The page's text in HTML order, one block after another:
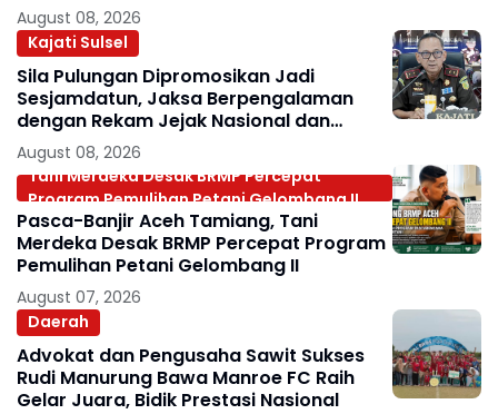
August 08, 2026
Kajati Sulsel
Sila Pulungan Dipromosikan Jadi
Sesjamdatun, Jaksa Berpengalaman
dengan Rekam Jejak Nasional dan
Internasional
August 08, 2026
Tani Merdeka Desak BRMP Percepat
Program Pemulihan Petani Gelombang II
Pasca-Banjir Aceh Tamiang, Tani
Merdeka Desak BRMP Percepat Program
Pemulihan Petani Gelombang II
August 07, 2026
Daerah
Advokat dan Pengusaha Sawit Sukses
Rudi Manurung Bawa Manroe FC Raih
Gelar Juara, Bidik Prestasi Nasional